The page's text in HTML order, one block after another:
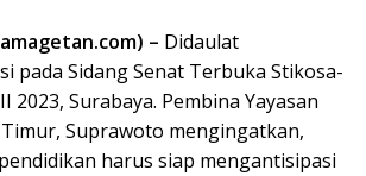
– Didaulat
pada Sidang Senat Terbuka Stikosa-
2023, Surabaya. Pembina Yayasan
Timur, Suprawoto mengingatkan,
harus siap mengantisipasi